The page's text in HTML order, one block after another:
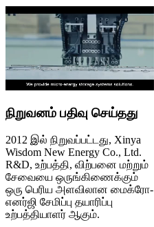
நிறுவனம் பதிவு செய்தது
2012 இல் நிறுவப்பட்டது, Xinya
Wisdom New Energy Co., Ltd.
R&D, உற்பத்தி, விற்பனை மற்றும்
சேவையை ஒருங்கிணைக்கும்
ஒரு பெரிய அளவிலான மைக்ரோ-
எனர்ஜி சேமிப்பு தயாரிப்பு
உற்பத்தியாளர் ஆகும்.